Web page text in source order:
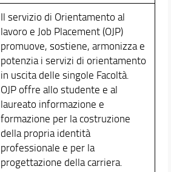
Il servizio di Orientamento al
lavoro e Job Placement (OJP)
promuove, sostiene, armonizza e
potenzia i servizi di orientamento
in uscita delle singole Facoltà.
OJP offre allo studente e al
laureato informazione e
formazione per la costruzione
della propria identità
professionale e per la
progettazione della carriera.